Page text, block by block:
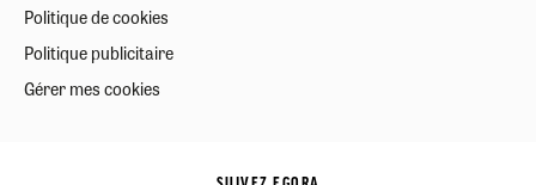
Politique de cookies
Politique publicitaire
Gérer mes cookies